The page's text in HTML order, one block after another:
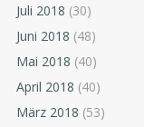
Juli 2018 (30)
Juni 2018 (48)
Mai 2018 (40)
April 2018 (40)
März 2018 (53)